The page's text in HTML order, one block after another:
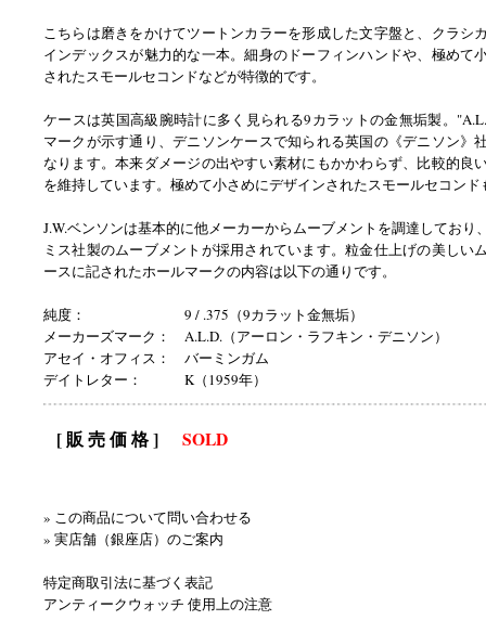
こちらは磨きをかけてツートンカラーを形成した文字盤と、クラシ
インデックスが魅力的な一本。細身のドーフィンハンドや、極めて
されたスモールセコンドなどが特徴的です。
ケースは英国高級腕時計に多く見られる9カラットの金無垢製。
マークが示す通り、デニソンケースで知られる英国の《デニソン》
なります。本来ダメージの出やすい素材にもかかわらず、比較的良
を維持しています。極めて小さめにデザインされたスモールセコンド
J.W.ベンソンは基本的に他メーカーからムーブメントを調達しており
ミス社製のムーブメントが採用されています。粒金仕上げの美しい
ースに記されたホールマークの内容は以下の通りです。
純度： 9 / .375（9カラット金無垢）
メーカーズマーク： A.L.D.（アーロン・ラフキン・デニソン）
アセイ・オフィス： バーミンガム
デイトレター： K（1959年）
[ 販 売 価 格 ] SOLD
» この商品について問い合わせる
» 実店舗（銀座店）のご案内
特定商取引法に基づく表記
アンティークウォッチ 使用上の注意